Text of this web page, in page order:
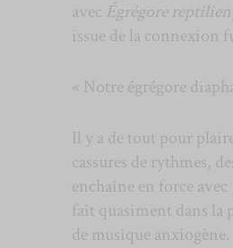
avec Égrégore reptilien
issue de la connexion
« Notre égrégore
Il y a de tout pour
cassures de rythmes,
enchaîne en force avec
fait quasiment dans la
de musique anxiogène.